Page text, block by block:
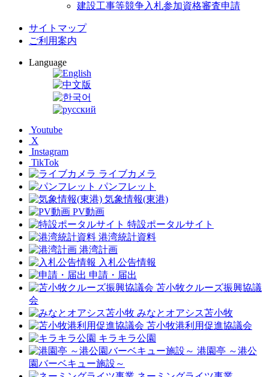
建設工事等競争入札参加資格審査申請
サイトマップ
ご利用案内
Language
Youtube
X
Instagram
TikTok
ライブカメラ
パンフレット
気象情報(東港)
PV動画
特設ポータルサイト
港湾統計資料
港湾計画
入札公告情報
申請・届出
苫小牧クルーズ振興協議
会
みなとオアシス苫小牧
苫小牧港利用促進協議会
キラキラ公園
港園亭 ～港公
園バーベキュー施設～